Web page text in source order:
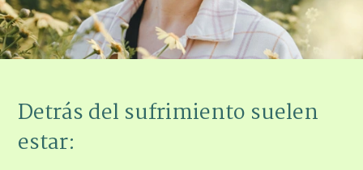
Detrás del sufrimiento suelen
estar: